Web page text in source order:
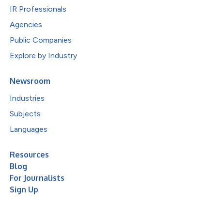
IR Professionals
Agencies
Public Companies
Explore by Industry
Newsroom
Industries
Subjects
Languages
Resources
Blog
For Journalists
Sign Up